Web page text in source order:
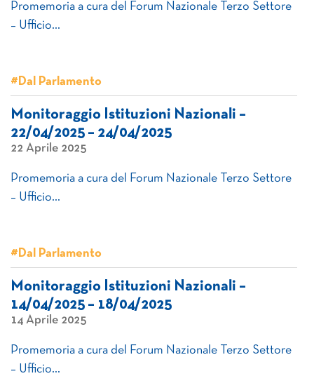
Promemoria a cura del Forum Nazionale Terzo Settore
– Ufficio…
#Dal Parlamento
Monitoraggio Istituzioni Nazionali –
22/04/2025 – 24/04/2025
22 Aprile 2025
Promemoria a cura del Forum Nazionale Terzo Settore
– Ufficio…
#Dal Parlamento
Monitoraggio Istituzioni Nazionali –
14/04/2025 – 18/04/2025
14 Aprile 2025
Promemoria a cura del Forum Nazionale Terzo Settore
– Ufficio…